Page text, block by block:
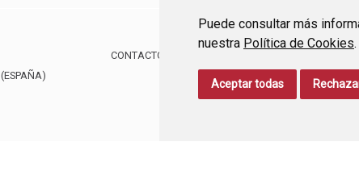
Puede consultar más
nuestra Política de Cookies.
Aceptar todas
(ESPAÑA)
CONTACTO